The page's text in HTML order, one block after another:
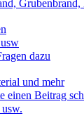
Grubenbrand,
dazu
und mehr
Beitrag